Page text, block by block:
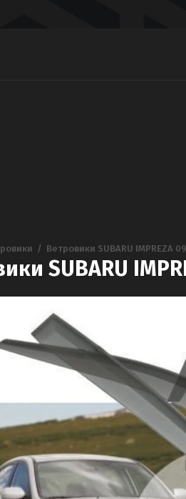
  /
Ветровики SUBARU IMPREZA
SUBARU